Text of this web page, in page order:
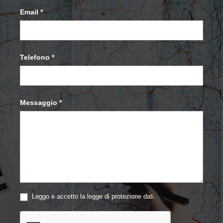
Email*
Telefono *
Messaggio *
Leggo e accetto la legge di protezione dati.